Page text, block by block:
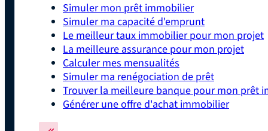
Simuler mon prêt immobilier
Simuler ma capacité d'emprunt
Le meilleur taux immobilier pour mon projet
La meilleure assurance pour mon projet
Calculer mes mensualités
Simuler ma renégociation de prêt
Trouver la meilleure banque pour mon prêt
Générer une offre d'achat immobilier